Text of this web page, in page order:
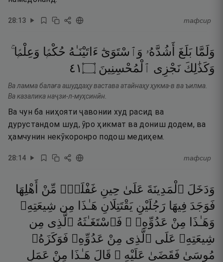
28:13 тафсир
وَلَمَّا بَلَغَ أَشُدَّهُۥ وَٱسْتَوَىٰٓ ءَاتَيْنَـٰهُ حُكْمًۭا وَعِلْمًۭا ۚ
وَكَذَٰلِكَ نَجْزِى ٱلْمُحْسِنِينَ ۝١٤
Ва ламма балаға ашуддаҳу вастава атайнаҳу ҳукма-в ва ъилма.
Ва казалика наҷзи-л-муҳсинӣн.
Ва чун ба ниҳояти ҷавонии худ расид ва
дурустандом шуд, ӯро ҳикмат ва дониш додем, ва
ҳамчунин некӯкоронро подош медиҳем.
28:14 тафсир
وَدَخَلَ ٱلْمَدِينَةَ عَلَىٰ حِينِ غَفْلَةٍۢ مِّنْ
أَهْلِهَا
فَوَجَدَ فِيهَا رَجُلَيْنِ يَقْتَتِلَانِ هَـٰذَا مِن شِيعَتِهِۦ
وَهَـٰذَا
مِنْ عَدُوِّهِۦ ۖ فَٱسْتَغَـٰثَهُ ٱلَّذِى مِن
شِيعَتِهِۦ عَلَى ٱلَّذِى مِنْ عَدُوِّهِۦ فَوَكَزَهُۥ
مُوسَىٰ فَقَضَىٰ عَلَيْهِ ۖ قَالَ هَـٰذَا مِنْ عَمَلِ